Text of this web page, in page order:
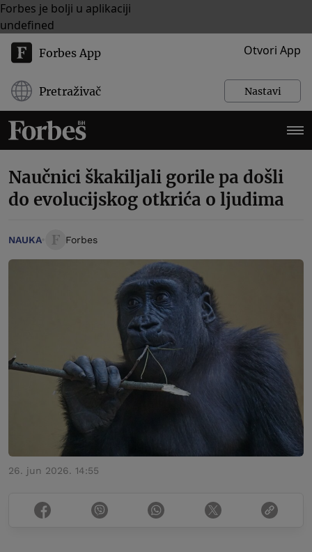
Forbes je bolji u aplikaciji
undefined
Forbes App Otvori App
Pretraživač Nastavi
Naučnici škakiljali gorile pa došli
do evolucijskog otkrića o ljudima
NAUKA Forbes
26. jun 2026. 14:55